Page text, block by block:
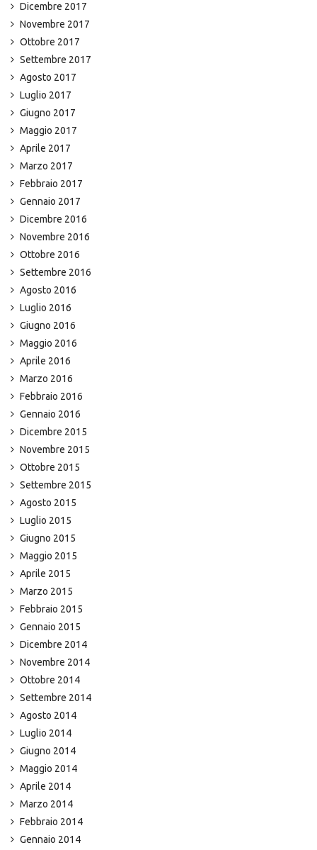
Dicembre 2017
Novembre 2017
Ottobre 2017
Settembre 2017
Agosto 2017
Luglio 2017
Giugno 2017
Maggio 2017
Aprile 2017
Marzo 2017
Febbraio 2017
Gennaio 2017
Dicembre 2016
Novembre 2016
Ottobre 2016
Settembre 2016
Agosto 2016
Luglio 2016
Giugno 2016
Maggio 2016
Aprile 2016
Marzo 2016
Febbraio 2016
Gennaio 2016
Dicembre 2015
Novembre 2015
Ottobre 2015
Settembre 2015
Agosto 2015
Luglio 2015
Giugno 2015
Maggio 2015
Aprile 2015
Marzo 2015
Febbraio 2015
Gennaio 2015
Dicembre 2014
Novembre 2014
Ottobre 2014
Settembre 2014
Agosto 2014
Luglio 2014
Giugno 2014
Maggio 2014
Aprile 2014
Marzo 2014
Febbraio 2014
Gennaio 2014